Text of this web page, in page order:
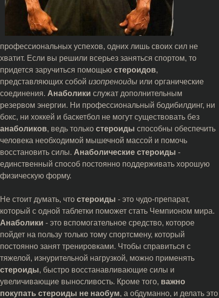
профессиональных успехов, одних лишь своих сил не
хватит. Если вы решили всерьез заняться спортом, то
придется заручиться помощью стероидов,
представляющих собой изопреноиды или органические
соединения. Анаболики служат дополнительным
резервом энергии. Ни профессиональный бодибилдинг, ни
бокс, ни хоккей и баскетбол не могут существовать без
анаболиков, ведь только стероиды способны обеспечить
человека необходимой мышечной массой и помочь
восстановить силы. Анаболические стероиды -
единственный способ постоянно поддерживать хорошую
физическую форму.
Не стоит думать, что стероиды - это чудо-препарат,
который с одной таблетки поможет стать Чемпионом мира.
Анаболики - это вспомогательное средство, которое
пойдет на пользу только тому спортсмену, который
постоянно занят тренировками. Чтобы справиться с
тяжелой, изнурительной нагрузкой, можно применять
стероиды, быстро восстанавливающие силы и
увеличивающие выносливость. Кроме того, важно
покупать стероиды не наобум, а обдуманно, и делать это